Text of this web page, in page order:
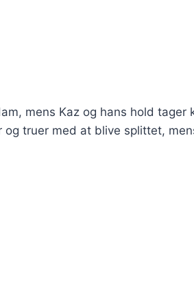
mens Kaz og hans hold tager
truer med at blive splittet,